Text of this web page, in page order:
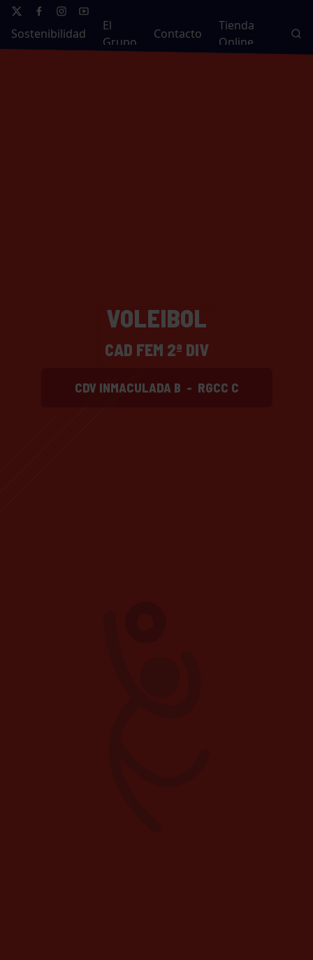
Sostenibilidad
El
Grupo
Contacto
Tienda
Online
VOLEIBOL
CAD FEM 2ª DIV
CDV INMACULADA B - RGCC C